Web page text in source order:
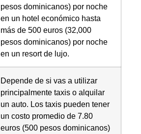
pesos dominicanos) por noche
en un hotel económico hasta
más de 500 euros (32,000
pesos dominicanos) por noche
en un resort de lujo.
Depende de si vas a utilizar
principalmente taxis o alquilar
un auto. Los taxis pueden tener
un costo promedio de 7.80
euros (500 pesos dominicanos)